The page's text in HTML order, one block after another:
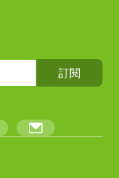
訂閱